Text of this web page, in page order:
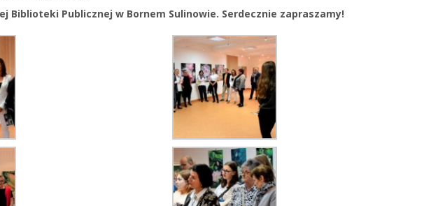
Publicznej w Bornem Sulinowie. Serdecznie zapraszamy!